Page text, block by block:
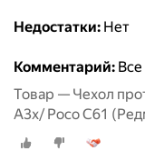
Недостатки: Нет
Комментарий:
Товар — Чехол
A3x/ Poco C61
защитой камеры,